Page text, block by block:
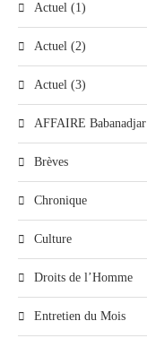
Actuel (1)
Actuel (2)
Actuel (3)
AFFAIRE Babanadjar
Brèves
Chronique
Culture
Droits de l’Homme
Entretien du Mois